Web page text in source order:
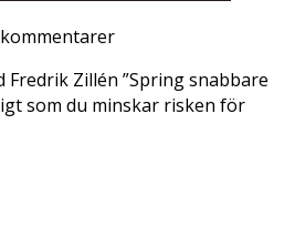
Fredrik Zillén ”Spring snabbare
som du minskar risken för